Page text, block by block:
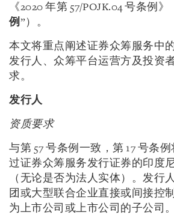
《2020 年第 57/POJK.04 号条例》
例 ”）。
本文将重点阐述证券众筹服务中
发行人、众筹平台运营方及投资
求。
发行人
资质要求
与第 57 号条例一致，第 17 号条
过证券众筹服务发行证券的印度
（无论是否为法人实体）。发行
团或大型联合企业直接或间接控
为上市公司或上市公司的子公司